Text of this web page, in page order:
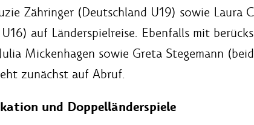
Zähringer (Deutschland U19) sowie Laura
auf Länderspielreise. Ebenfalls mit
Mickenhagen sowie Greta Stegemann
zunächst auf Abruf.
und Doppelländerspiele